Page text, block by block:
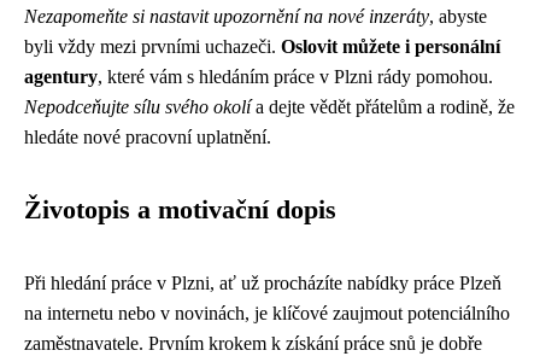
Nezapomeňte si nastavit upozornění na nové inzeráty, abyste
byli vždy mezi prvními uchazeči. Oslovit můžete i personální
agentury, které vám s hledáním práce v Plzni rády pomohou.
Nepodceňujte sílu svého okolía dejte vědět přátelům a rodině, že
hledáte nové pracovní uplatnění.
Životopis a motivační dopis
Při hledání práce v Plzni, ať už procházíte nabídky práce Plzeň
na internetu nebo v novinách, je klíčové zaujmout potenciálního
zaměstnavatele. Prvním krokem k získání práce snů je dobře